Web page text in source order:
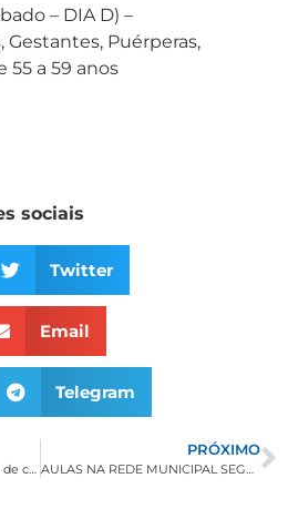
– DIA D) –
Gestantes, Puérperas,
55 a 59 anos
sociais
Twitter
Email
Telegram
Borda da Mata registra 2º caso de coronavírus (Covid-19). Paciente já está recuperado
PRÓXIMO
AULAS NA REDE MUNICIPAL SEGUEM SUSPENSAS ATÉ NOVAS RECOMENDAÇÕES DOS ÓRGÃOS DE SAÚDE